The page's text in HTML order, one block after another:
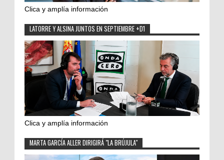
Clica y amplía información
LATORRE Y ALSINA JUNTOS EN SEPTIEMBRE +D1
Clica y amplía información
MARTA GARCÍA ALLER DIRIGIRÁ "LA BRÚJULA"